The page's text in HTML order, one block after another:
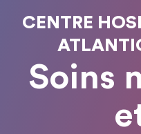
CENTRE
Soins